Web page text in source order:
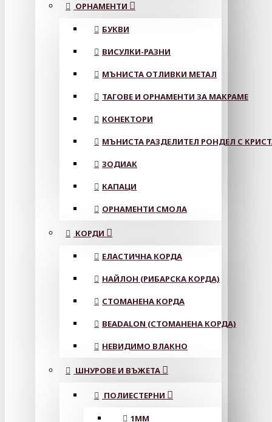
ОРНАМЕНТИ
БУКВИ
ВИСУЛКИ-РАЗНИ
МЪНИСТА ОТЛИВКИ МЕТАЛ
ТАГОВЕ И ОРНАМЕНТИ ЗА МАКРАМЕ
КОНЕКТОРИ
МЪНИСТА РАЗДЕЛИТЕЛ РОНДЕЛ С
ЗОДИАК
КАПАЦИ
ОРНАМЕНТИ СМОЛА
КОРДИ
ЕЛАСТИЧНА КОРДА
НАЙЛОН (РИБАРСКА КОРДА)
СТОМАНЕНА КОРДА
BEADALON (СТОМАНЕНА КОРДА)
НЕВИДИМО ВЛАКНО
ШНУРОВЕ И ВЪЖЕТА
ПОЛИЕСТЕРНИ
1ММ